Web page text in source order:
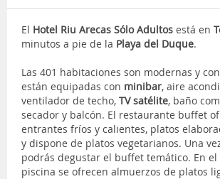
El Hotel Riu Arecas Sólo Adultos está en
minutos a pie de la Playa del Duque.
Las 401 habitaciones son modernas y
están equipadas con minibar, aire
ventilador de techo, TV satélite, baño
secador y balcón. El restaurante buffet
entrantes fríos y calientes, platos
y dispone de platos vegetarianos. Una
podrás degustar el buffet temático. En el
piscina se ofrecen almuerzos de platos